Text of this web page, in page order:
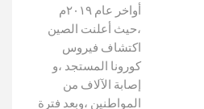
أواخر عام ٢٠١٩م
،حيث أعلنت الصين
اكتشاف فيروس
كورونا المستجد ،و
إصابة الآلاف من
المواطنين ،وبعد فترة